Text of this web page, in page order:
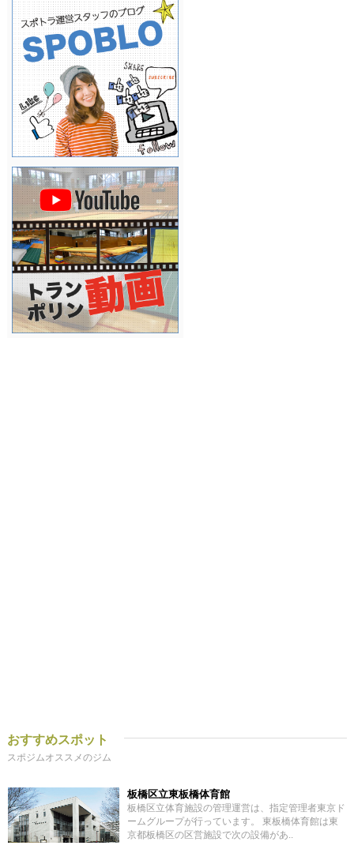
おすすめスポット
スポジムオススメのジム
板橋区立東板橋体育館
板橋区立体育施設の管理運営は、指定管理者東京ド
ームグループが行っています。 東板橋体育館は東
京都板橋区の区営施設で次の設備があ..